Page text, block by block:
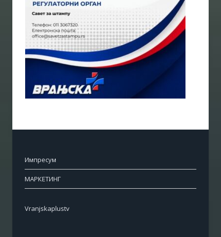
Импресум
МАРКЕТИНГ
Vranjskaplustv